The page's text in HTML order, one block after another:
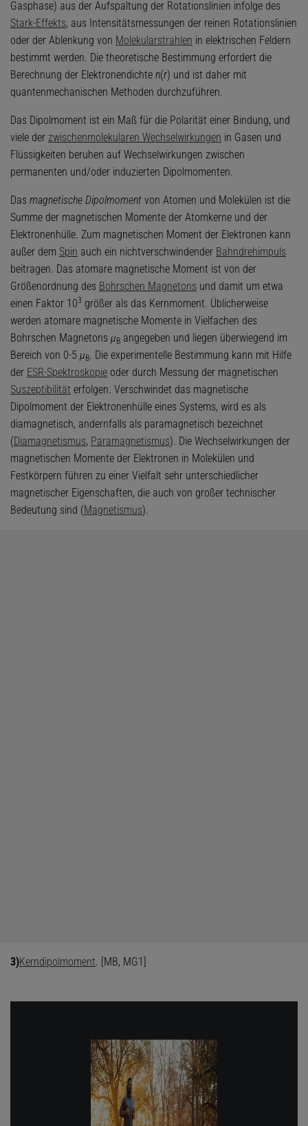
Gasphase) aus der Aufspaltung der Rotationslinien infolge des
Stark-Effekts, aus Intensitätsmessungen der reinen Rotationslinien
oder der Ablenkung von Molekularstrahlen in elektrischen Feldern
bestimmt werden. Die theoretische Bestimmung erfordert die
Berechnung der Elektronendichte n(r) und ist daher mit
quantenmechanischen Methoden durchzuführen.
Das Dipolmoment ist ein Maß für die Polarität einer Bindung, und
viele der zwischenmolekularen Wechselwirkungen in Gasen und
Flüssigkeiten beruhen auf Wechselwirkungen zwischen
permanenten und/oder induzierten Dipolmomenten.
Das magnetische Dipolmoment von Atomen und Molekülen ist die
Summe der magnetischen Momente der Atomkerne und der
Elektronenhülle. Zum magnetischen Moment der Elektronen kann
außer dem Spin auch ein nichtverschwindender Bahndrehimpuls
beitragen. Das atomare magnetische Moment ist von der
Größenordnung des Bohrschen Magnetons und damit um etwa
einen Faktor 103 größer als das Kernmoment. Üblicherweise
werden atomare magnetische Momente in Vielfachen des
Bohrschen Magnetons μB angegeben und liegen überwiegend im
Bereich von 0-5 μB. Die experimentelle Bestimmung kann mit Hilfe
der ESR-Spektroskopie oder durch Messung der magnetischen
Suszeptibilität erfolgen. Verschwindet das magnetische
Dipolmoment der Elektronenhülle eines Systems, wird es als
diamagnetisch, andernfalls als paramagnetisch bezeichnet
(Diamagnetismus, Paramagnetismus). Die Wechselwirkungen der
magnetischen Momente der Elektronen in Molekülen und
Festkörpern führen zu einer Vielfalt sehr unterschiedlicher
magnetischer Eigenschaften, die auch von großer technischer
Bedeutung sind (Magnetismus).
3)Kerndipolmoment. [MB, MG1]